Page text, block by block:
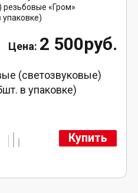
2 500руб.
(светозвуковые)
в упаковке)
Купить